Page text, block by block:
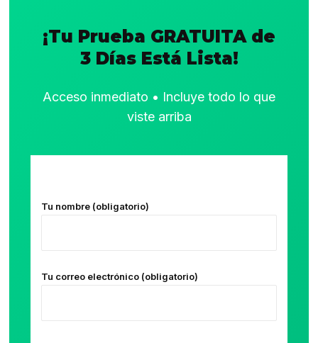
¡Tu Prueba GRATUITA de
3 Días Está Lista!
Acceso inmediato • Incluye todo lo que
viste arriba
Tu nombre (obligatorio)
Tu correo electrónico (obligatorio)